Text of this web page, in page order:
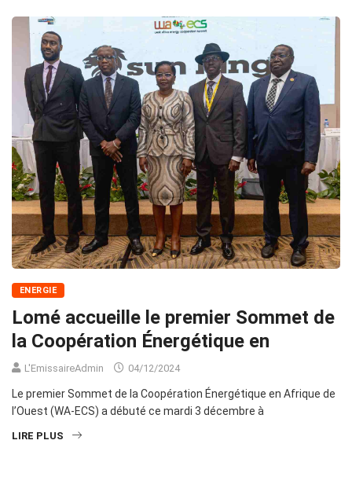
ENERGIE
Lomé accueille le premier Sommet de
la Coopération Énergétique en
L'EmissaireAdmin 04/12/2024
Le premier Sommet de la Coopération Énergétique en Afrique de
l’Ouest (WA-ECS) a débuté ce mardi 3 décembre à
LIRE PLUS